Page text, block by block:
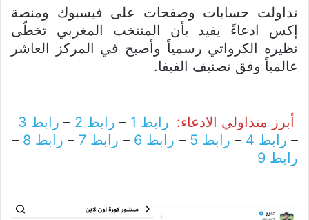
تداولت حسابات وصفحات على فيسبوك ومنصة
إكس ادعاءً يفيد بأن المنتخب المغربي تخطّى
نظيره الكرواتي رسمياً وأصبح في المركز العاشر
عالمياً وفق تصنيف الفيفا.
أبرز متداولي الادعاء: رابط 1 – رابط 2 – رابط 3
– رابط 4 – رابط 5 – رابط 6 – رابط 7 – رابط 8
–
رابط 9